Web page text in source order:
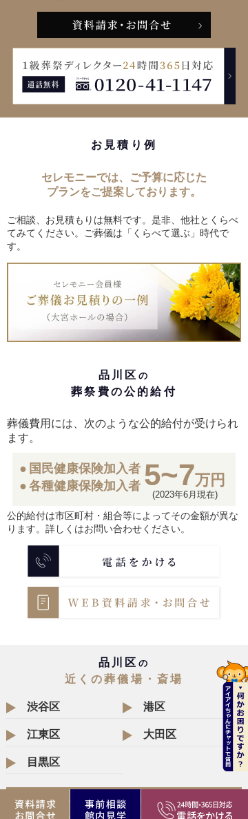
お見積り例
セレモニーでは、ご予算に応じた
プランをご提案しております。
ご相談、お見積もりは無料です。是非、他社とくらべ
てみてください。ご葬儀は「くらべて選ぶ」時代で
す。
品川区 の
葬祭費の公的給付
葬儀費用には、次のような公的給付が受けられ
ます。
国民健康保険加入者
各種健康保険加入者 5~7万円
(2023年6月現在)
公的給付は市区町村・組合等によってその金額が異な
ります。詳しくはお問い合わせください。
品川区 の
近くの葬儀場・斎場
渋谷区 港区
江東区 大田区
目黒区
セレモニー直営葬儀場 一覧